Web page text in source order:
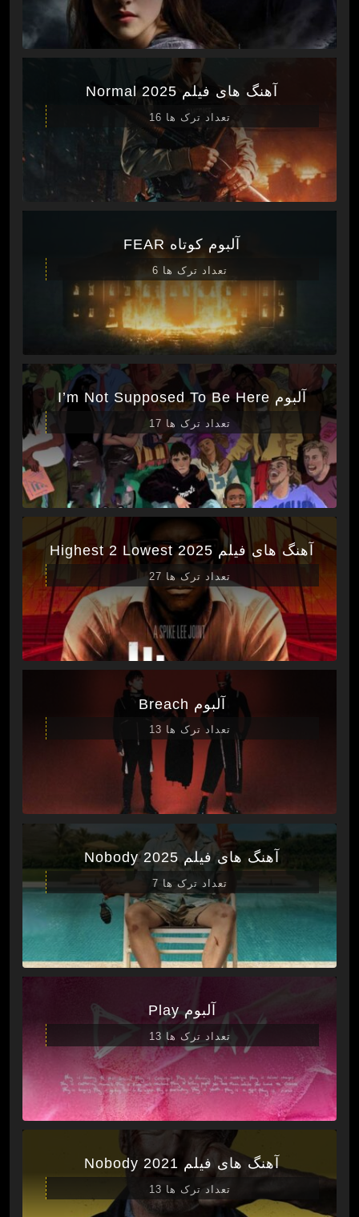
آهنگ های فیلم Normal 2025
تعداد ترک ها 16
آلبوم کوتاه FEAR
تعداد ترک ها 6
آلبوم I’m Not Supposed To Be Here
تعداد ترک ها 17
آهنگ های فیلم Highest 2 Lowest 2025
تعداد ترک ها 27
آلبوم Breach
تعداد ترک ها 13
آهنگ های فیلم Nobody 2025
تعداد ترک ها 7
آلبوم Play
تعداد ترک ها 13
آهنگ های فیلم Nobody 2021
تعداد ترک ها 13